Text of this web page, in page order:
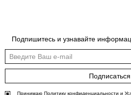
Подпишитесь и узнавайте
Подписаться
Принимаю Политику конфиденциальности и